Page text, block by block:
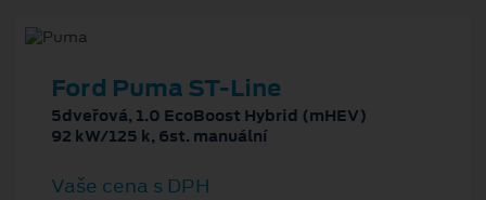
Ford Puma ST-Line
5dveřová, 1.0 EcoBoost Hybrid (mHEV)
92 kW/125 k, 6st. manuální
Vaše cena s DPH